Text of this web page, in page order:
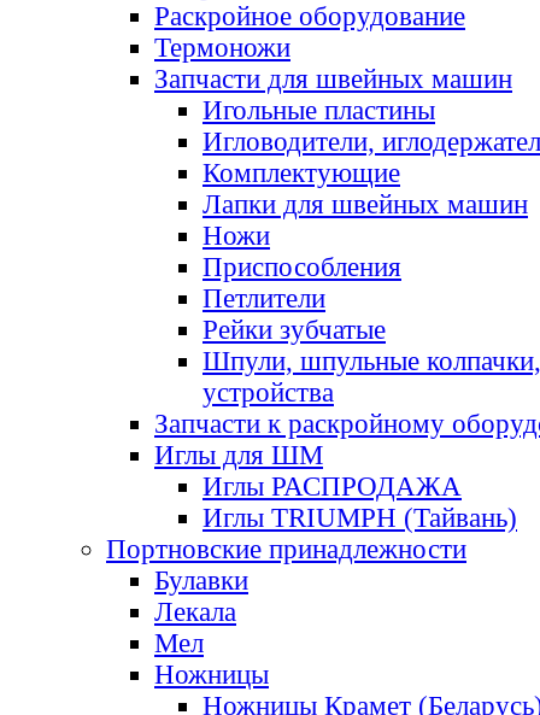
Раскройное оборудование
Термоножи
Запчасти для швейных машин
Игольные пластины
Игловодители,
Комплектующие
Лапки для швейных машин
Ножи
Приспособления
Петлители
Рейки зубчатые
Шпули, шпульные
устройства
Запчасти к раскройному
Иглы для ШМ
Иглы РАСПРОДАЖА
Иглы TRIUMPH (Тайвань)
Портновские принадлежности
Булавки
Лекала
Мел
Ножницы
Ножницы Крамет